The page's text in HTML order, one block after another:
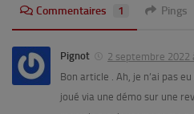
Commentaires 1 Pings
Pignot
2 septembre 2022
Bon article . Ah, je n’ai pas
joué via une démo sur une